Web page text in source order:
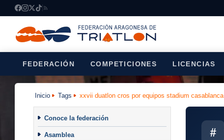
FEDERACIÓN COMPETICIONES LICENCIAS
Inicio Tags
xxvii duatlon cros por equipos stadium casablanca
Conoce la federación
Asamblea #